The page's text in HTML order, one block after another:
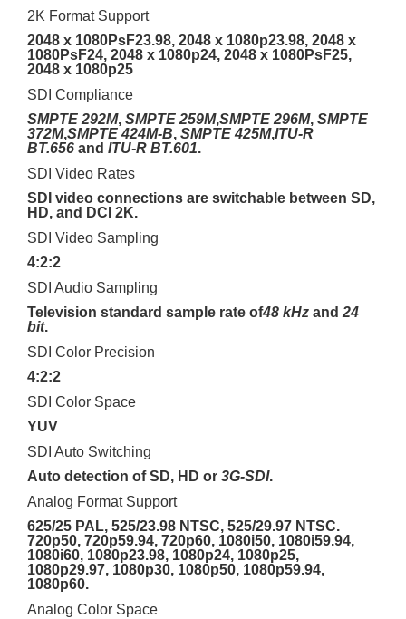
2K Format Support
2048 x 1080PsF23.98, 2048 x 1080p23.98, 2048 x
1080PsF24, 2048 x 1080p24, 2048 x 1080PsF25,
2048 x 1080p25
SDI Compliance
SMPTE 292M, SMPTE 259M,SMPTE 296M, SMPTE
372M,SMPTE 424M­‐B, SMPTE 425M,ITU‐R
BT.656 and ITU­‐R BT.601.
SDI Video Rates
SDI video connections are switchable between SD,
HD, and DCI 2K.
SDI Video Sampling
4:2:2
SDI Audio Sampling
Television standard sample rate of48 kHz and 24
bit.
SDI Color Precision
4:2:2
SDI Color Space
YUV
SDI Auto Switching
Auto detection of SD, HD or 3G-SDI.
Analog Format Support
625/25 PAL, 525/23.98 NTSC, 525/29.97 NTSC.
720p50, 720p59.94, 720p60, 1080i50, 1080i59.94,
1080i60, 1080p23.98, 1080p24, 1080p25,
1080p29.97, 1080p30, 1080p50, 1080p59.94,
1080p60.
Analog Color Space